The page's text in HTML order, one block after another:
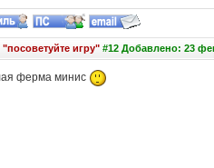
игру"#12 Добавлено: 23
ферма минис